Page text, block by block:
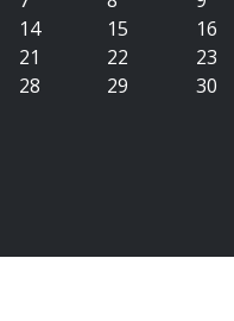
14 15
16
21 22
23
28 29
30